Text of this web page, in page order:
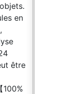
en
être
【100%